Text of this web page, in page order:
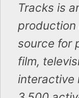
Tracks is
production
source for
film,
interactive